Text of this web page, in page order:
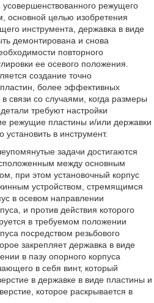
режущего
основной целью изобретения
инструмента, державка в виде
демонтирована и снова
повторного
ее осевого положения.
создание точно
более эффективных
связи со случаями, когда размеры
требуют настройки
режущие пластины и/или державки
в инструмент.
задачи достигаются
между основным
при этом установочный корпус
устройством, стремящимся
в осевом направлении
и против действия которого
в требуемом положении
посредством резьбового
закрепляет державка в виде
в пазу опорного корпуса
в себя винт, который
в державке в виде пластины и
которое раскрывается в